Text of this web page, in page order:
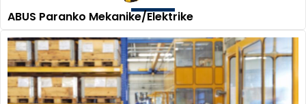
ABUS Paranko Mekanike/Elektrike